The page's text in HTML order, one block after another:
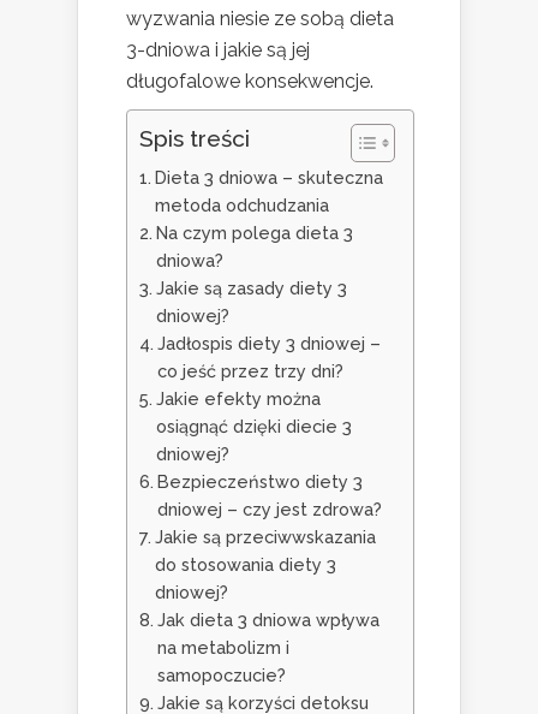
wyzwania niesie ze sobą dieta
3-dniowa i jakie są jej
długofalowe konsekwencje.
Spis treści
Dieta 3 dniowa – skuteczna
metoda odchudzania
Na czym polega dieta 3
dniowa?
Jakie są zasady diety 3
dniowej?
Jadłospis diety 3 dniowej –
co jeść przez trzy dni?
Jakie efekty można
osiągnąć dzięki diecie 3
dniowej?
Bezpieczeństwo diety 3
dniowej – czy jest zdrowa?
Jakie są przeciwwskazania
do stosowania diety 3
dniowej?
Jak dieta 3 dniowa wpływa
na metabolizm i
samopoczucie?
Jakie są korzyści detoksu